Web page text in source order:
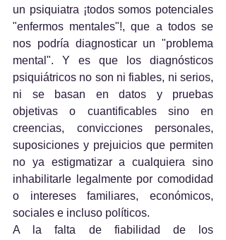
un psiquiatra ¡todos somos potenciales
"enfermos mentales"!, que a todos se
nos podría diagnosticar un "problema
mental". Y es que los diagnósticos
psiquiátricos no son ni fiables, ni serios,
ni se basan en datos y pruebas
objetivas o cuantificables sino en
creencias, convicciones personales,
suposiciones y prejuicios que permiten
no ya estigmatizar a cualquiera sino
inhabilitarle legalmente por comodidad
o intereses familiares, económicos,
sociales e incluso políticos.
A la falta de fiabilidad de los